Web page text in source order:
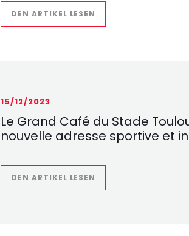
DEN ARTIKEL LESEN
Le Grand Café du Stade
nouvelle adresse sportive et
15/12/2023
DEN ARTIKEL LESEN